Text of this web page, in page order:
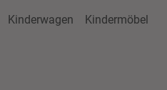
Kinderwagen
Kindermöbel